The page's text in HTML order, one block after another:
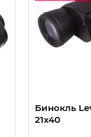
Бинокль
21x40